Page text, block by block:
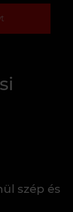
szép és